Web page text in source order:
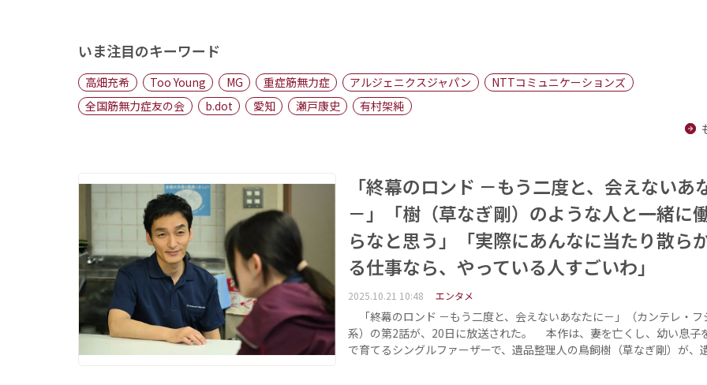
地域
キーパーソン
棋王戦
いま注目のキーワード
高畑充希 Too Young MG 重症筋無力症 アルジェニクスジャパン
NTTコミュニケーションズ
全国筋無力症友の会
b.dot 愛知 瀬戸康史
有村架純
「終幕のロンド －もう二度と、会えないあ
－」「樹（草なぎ剛）のような人と一緒に
らなと思う」「実際にあんなに当たり散ら
る仕事なら、やっている人すごいわ」
2025.10.21 10:48 エンタメ
「終幕のロンド －もう二度と、会えないあなたに－」（カンテレ・フ
系）の第2話が、20日に放送された。 本作は、妻を亡くし、幼い息子
で育てるシングルファーザーで、遺品整理人の鳥飼樹（草なぎ剛）が